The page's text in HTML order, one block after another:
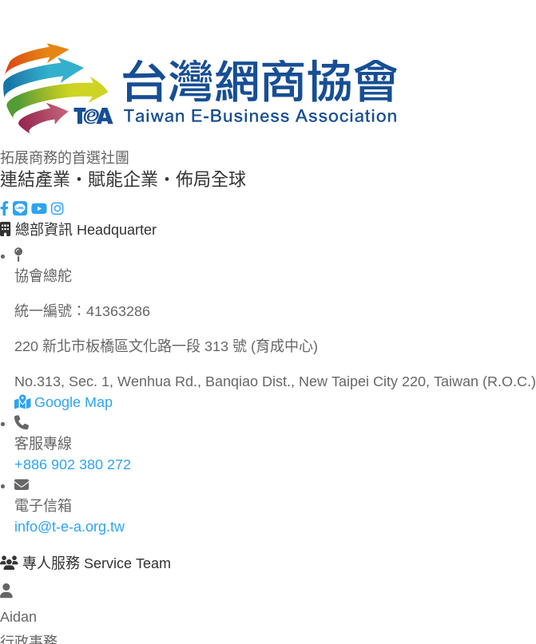
拓展商務的首選社團
連結產業・賦能企業・佈局全球
總部資訊 Headquarter
協會總舵
統一編號： 41363286
220 新北市板橋區文化路一段 313 號 (育成中心)
No.313, Sec. 1, Wenhua Rd., Banqiao Dist., New Taipei City 220, Taiwan (R.O.C.)
Google Map
客服專線
+886 902 380 272
電子信箱
info@t-e-a.org.tw
專人服務 Service Team
Aidan